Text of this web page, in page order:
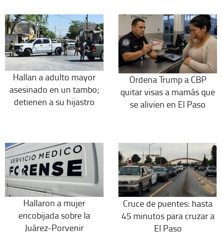
Hallan a adulto mayor
asesinado en un tambo;
detienen a su hijastro
Ordena Trump a CBP
quitar visas a mamás que
se alivien en El Paso
Hallaron a mujer
encobijada sobre la
Juárez-Porvenir
Cruce de puentes: hasta
45 minutos para cruzar a
El Paso